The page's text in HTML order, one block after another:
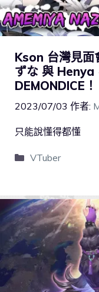
Kson 台灣見面
ずな 與 Henya
DEMONDICE！
2023/07/03 作者:
只能說懂得都懂
VTuber